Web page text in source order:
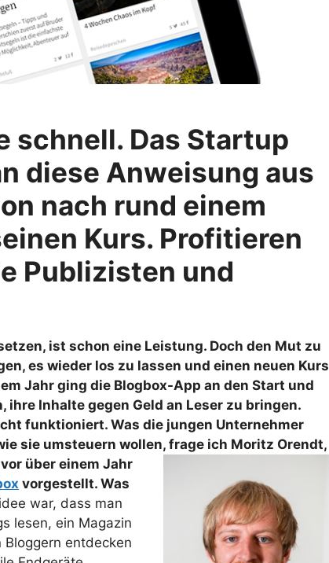
schnell. Das Startup
diese Anweisung aus
nach rund einem
Kurs. Profitieren
Publizisten und
ist schon eine Leistung. Doch den Mut zu
es wieder los zu lassen und einen neuen Kurs
Jahr ging die Blogbox-App an den Start und
Inhalte gegen Geld an Leser zu bringen.
funktioniert. Was die jungen Unternehmer
sie umsteuern wollen, frage ich Moritz Orendt,
über einem Jahr
vorgestellt. Was
war, dass man
lesen, ein Magazin
entdecken